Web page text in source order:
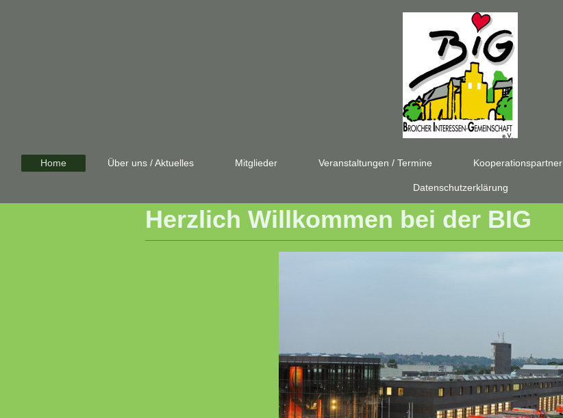
Home Über uns / Aktuelles Mitglieder Veranstaltungen / Termine Kooperationspartner
Datenschutzerklärung
Herzlich Willkommen bei der BIG